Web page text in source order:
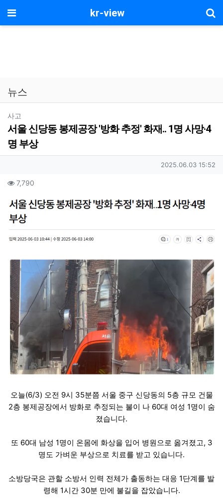
메뉴 kr-view
뉴스
사고
서울 신당동 봉제공장 '방화 추정' 화재.. 1명 사망·4
명 부상
작성일
2025.06.03 15:52
컨텐츠 정보
7,790
본문
오늘(6/3) 오전 9시 35분쯤 서울 중구 신당동의 5층 규모 건물
2층 봉제공장에서 방화로 추정되는 불이 나 60대 여성 1명이 숨
졌습니다.
또 60대 남성 1명이 온몸에 화상을 입어 병원으로 옮겨졌고, 3
명도 가벼운 부상으로 치료를 받고 있습니다.
소방당국은 관할 소방서 인력 전체가 출동하는 대응 1단계를 발
령해 1시간 30분 만에 불길을 잡았습니다.